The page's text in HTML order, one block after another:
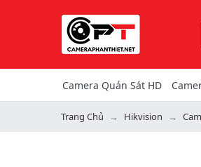
Camera Quán Sát HD
Trang Chủ Hikvision